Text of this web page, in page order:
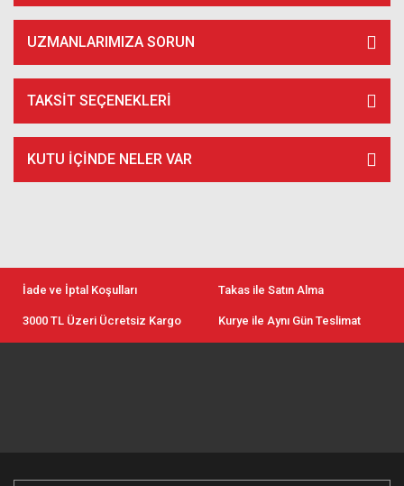
UZMANLARIMIZA SORUN
TAKSIT SEÇENEKLERI
KUTU İÇİNDE NELER VAR
İade ve İptal Koşulları Takas ile Satın Alma
3000 TL Üzeri Ücretsiz Kargo Kurye ile Aynı Gün Teslimat